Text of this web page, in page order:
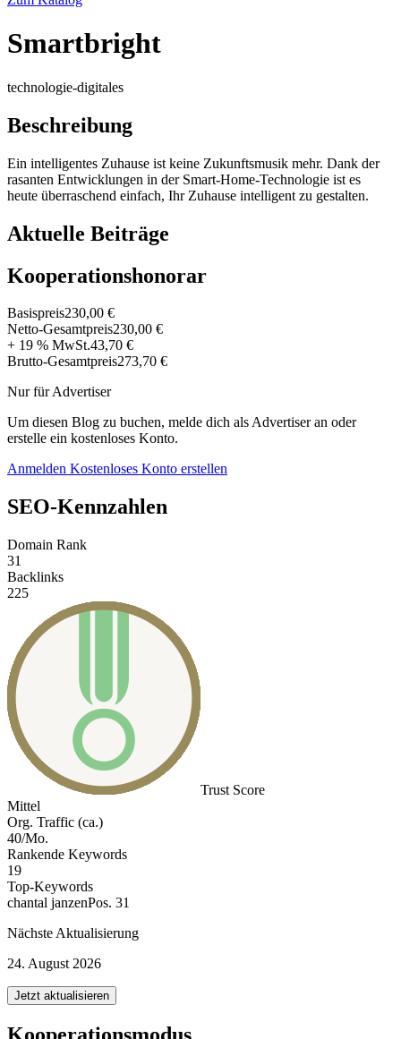
Smartbright
technologie-digitales
Beschreibung
Ein intelligentes Zuhause ist keine Zukunftsmusik mehr. Dank der
rasanten Entwicklungen in der Smart-Home-Technologie ist es
heute überraschend einfach, Ihr Zuhause intelligent zu gestalten.
Aktuelle Beiträge
Kooperationshonorar
Basispreis230,00 €
Netto-Gesamtpreis230,00 €
+ 19 % MwSt.43,70 €
Brutto-Gesamtpreis273,70 €
Nur für Advertiser
Um diesen Blog zu buchen, melde dich als Advertiser an oder
erstelle ein kostenloses Konto.
Anmelden Kostenloses Konto erstellen
SEO-Kennzahlen
Domain Rank
31
Backlinks
225
Trust Score
Mittel
Org. Traffic (ca.)
40/Mo.
Rankende Keywords
19
Top-Keywords
chantal janzenPos. 31
Nächste Aktualisierung
24. August 2026
Jetzt aktualisieren